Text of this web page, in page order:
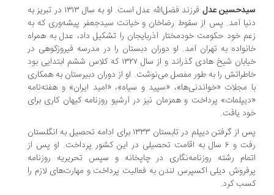
سیدحسین عدل
فرزند فضل‌الله عدل است. او به سال ۱۳۱۳ در تبریز به
دنیا آمد. پس از سقوط رضاخان و خیانت سیدجعفر پیشه‌وری که به
زعم خود حکومت خودمختار آذربایجان را تشکیل داد، عدل به همراه
خانواده به تهران آمد. او دوران دبستان را در مدرسه فیروزکوهی در
خیابان شیخ هادی گذراند و از سال ۱۳۲۷ که کلاس ششم ابتدایی بود
خاطراتش را به طور مفصل می‌نوشت. او از دوران دبیرستان به همکاری
با مجلات «خواندنی‌ها»، «سپید و سیاه»، «امید ایران» و هفته‌نامه
«دیپلمات» پرداخت و همزمان نیز در آرشیو روزنامه کیهان کاری برای
خود یافت.
پس از گرفتن دیپلم در تابستان ۱۳۳۳ برای ادامه تحصیل به انگلستان
رفت و ۶ سال به اقامت تحصیلی در این کشور پرداخت. او پس از
اتمام رشته روزنامه‌نگاری در چاپخانه و سپس تحریریه روزنامه
پرفروش دیلی اکسپرس لندن به فعالیت پرداخت و مهارت‌های لازم را
کسب کرد.